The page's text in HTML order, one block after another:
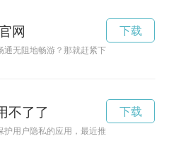
网
通无阻地畅游？那就赶紧下载雷轰加速器
下载
不了了
护用户隐私的应用，最近推出了破解版，
下载